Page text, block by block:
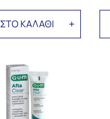
ΣΤΟ ΚΑΛΑΘΙ